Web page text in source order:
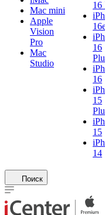
Mac mini
Apple
Vision
Pro
Mac
Studio
16
16
16
15
15
14
Поиск